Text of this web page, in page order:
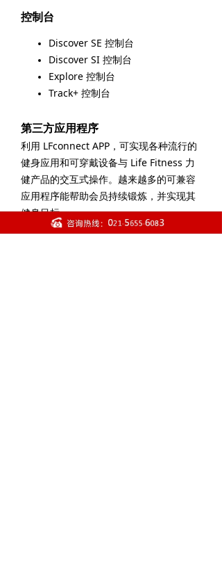
控制台
Discover SE 控制台
Discover SI 控制台
Explore 控制台
Track+ 控制台
第三方应用程序
利用 LFconnect APP，可实现各种流行的
健身应用和可穿戴设备与 Life Fitness 力
健产品的交互式操作。越来越多的可兼容
应用程序能帮助会员持续锻炼，并实现其
健身目标。